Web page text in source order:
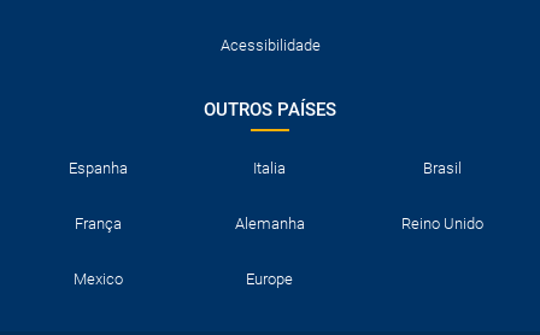
Acessibilidade
OUTROS PAÍSES
Espanha Italia Brasil
França Alemanha Reino Unido
Mexico Europe